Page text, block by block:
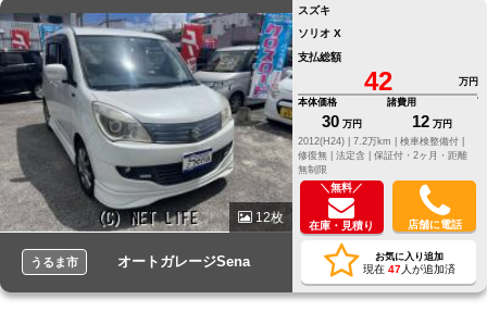
12枚
うるま市 オートガレージSena
スズキ
ソリオ X
支払総額
42
万円
本体価格
30 万円
諸費用
12 万円
2012(H24) |
7.2万km |
検車検整備付 |
修復無 | 法定含 | 保証付・2ヶ月・距離
無制限
＼無料／
在庫・見積り 店舗に電話
お気に入り追加
現在 47人が追加済